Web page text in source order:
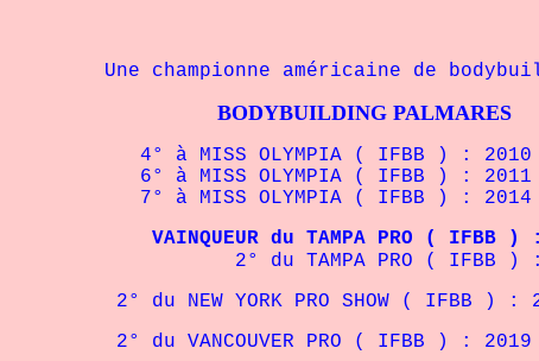
Une championne américaine de
BODYBUILDING PALMARES
4° à MISS OLYMPIA ( IFBB ) : 2010
6° à MISS OLYMPIA ( IFBB ) : 2011
7° à MISS OLYMPIA ( IFBB ) : 2014
VAINQUEUR du TAMPA PRO ( IFBB ) :
2° du TAMPA PRO ( IFBB ) :
2° du NEW YORK PRO SHOW ( IFBB ) :
2° du VANCOUVER PRO ( IFBB ) : 2019